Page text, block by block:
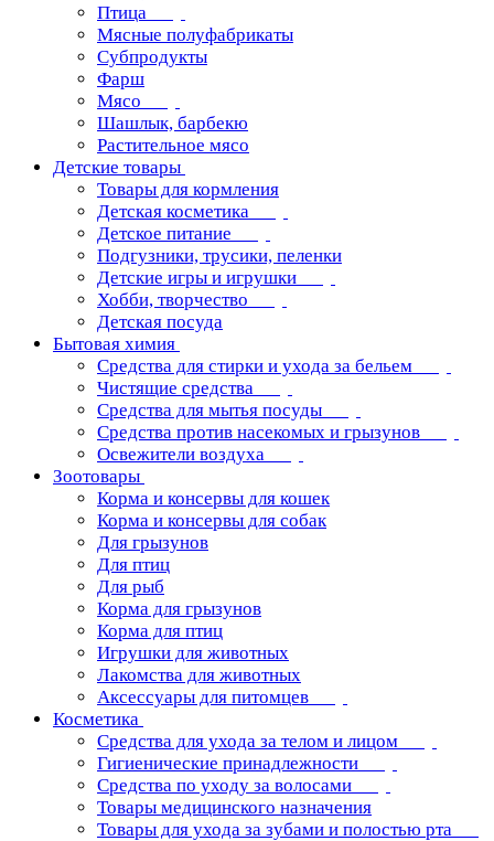
Птица
Мясные полуфабрикаты
Субпродукты
Фарш
Мясо
Шашлык, барбекю
Растительное мясо
Детские товары
Товары для кормления
Детская косметика
Детское питание
Подгузники, трусики, пеленки
Детские игры и игрушки
Хобби, творчество
Детская посуда
Бытовая химия
Средства для стирки и ухода за бельем
Чистящие средства
Средства для мытья посуды
Средства против насекомых и грызунов
Освежители воздуха
Зоотовары
Корма и консервы для кошек
Корма и консервы для собак
Для грызунов
Для птиц
Для рыб
Корма для грызунов
Корма для птиц
Игрушки для животных
Лакомства для животных
Аксессуары для питомцев
Косметика
Средства для ухода за телом и лицом
Гигиенические принадлежности
Средства по уходу за волосами
Товары медицинского назначения
Товары для ухода за зубами и полостью рта